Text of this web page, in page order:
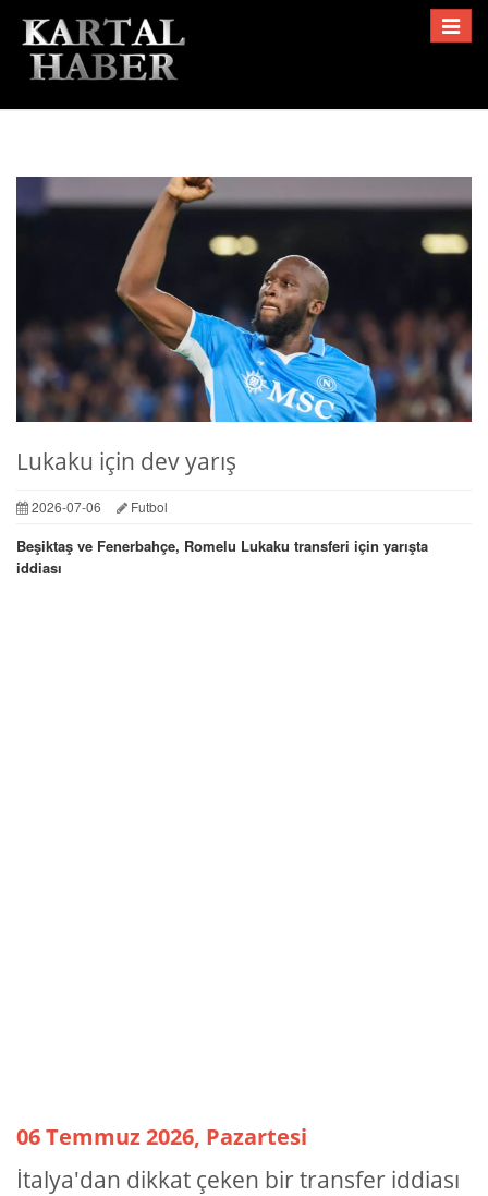
Toggle
Lukaku için dev yarış
2026-07-06 Futbol
Beşiktaş ve Fenerbahçe, Romelu Lukaku transferi için yarışta
iddiası
06 Temmuz 2026, Pazartesi
İtalya'dan dikkat çeken bir transfer iddiası